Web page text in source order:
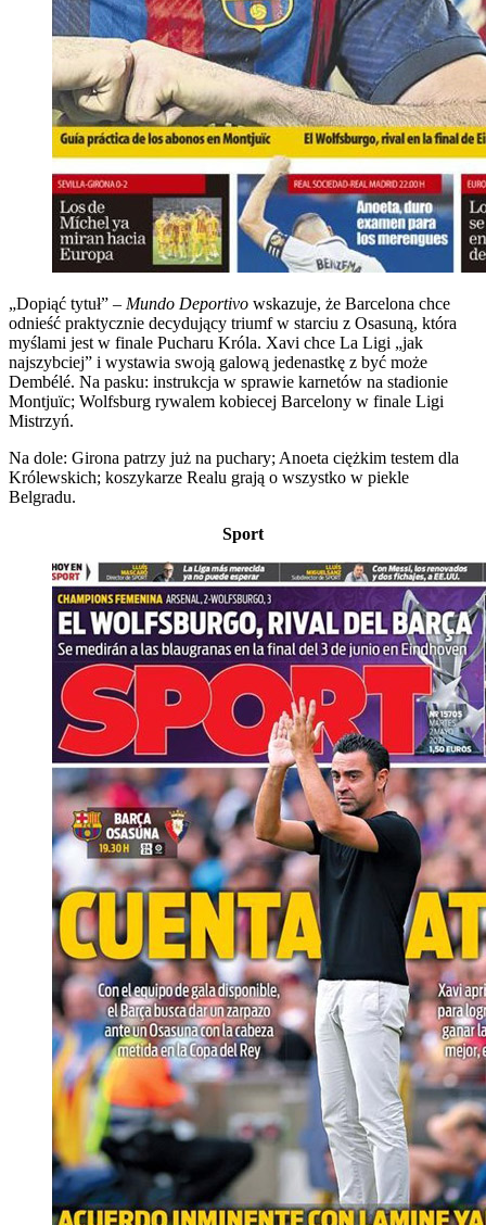
„Dopiąć tytuł” – Mundo Deportivo wskazuje, że Barcelona chce
odnieść praktycznie decydujący triumf w starciu z Osasuną, która
myślami jest w finale Pucharu Króla. Xavi chce La Ligi „jak
najszybciej” i wystawia swoją galową jedenastkę z być może
Dembélé. Na pasku: instrukcja w sprawie karnetów na stadionie
Montjuïc; Wolfsburg rywalem kobiecej Barcelony w finale Ligi
Mistrzyń.
Na dole: Girona patrzy już na puchary; Anoeta ciężkim testem dla
Królewskich; koszykarze Realu grają o wszystko w piekle
Belgradu.
Sport